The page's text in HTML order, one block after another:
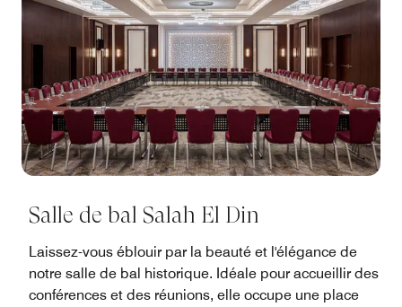
Salle de bal Salah El Din
Laissez-vous éblouir par la beauté et l'élégance de
notre salle de bal historique. Idéale pour accueillir des
conférences et des réunions, elle occupe une place